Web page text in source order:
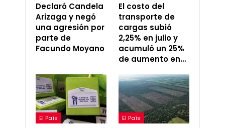
Declaró Candela
Arizaga y negó
una agresión por
parte de
Facundo Moyano
El costo del
transporte de
cargas subió
2,25% en julio y
acumuló un 25%
de aumento en…
El País El País